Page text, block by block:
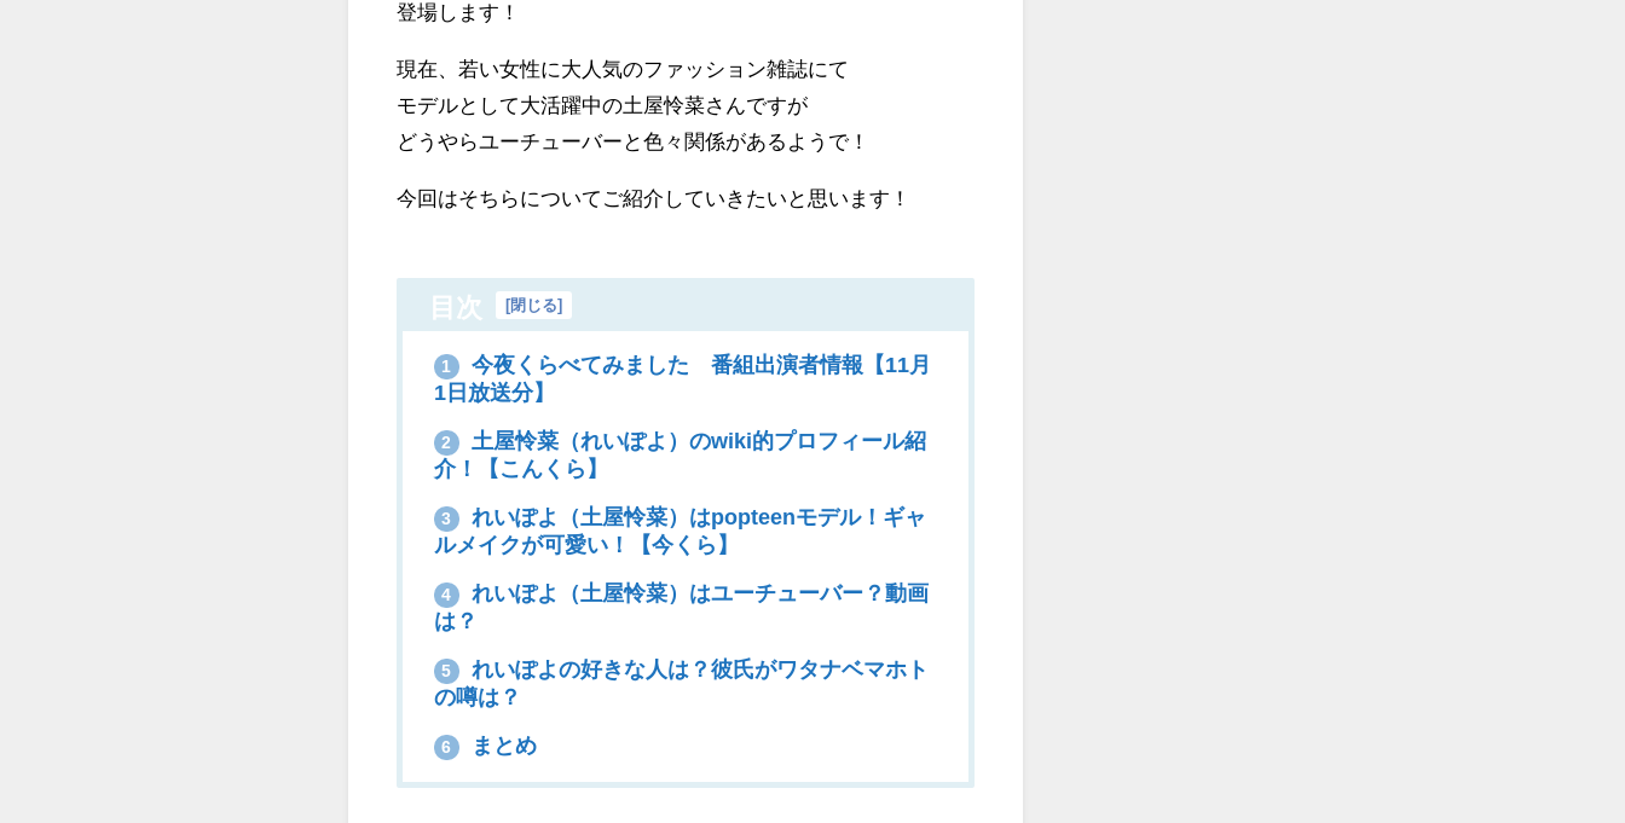
登場します！
現在、若い女性に大人気のファッション雑誌にて
モデルとして大活躍中の土屋怜菜さんですが
どうやらユーチューバーと色々関係があるようで！
今回はそちらについてご紹介していきたいと思います！
目次 [閉じる]
1
今夜くらべてみました 番組出演者情報【11月
1日放送分】
2
土屋怜菜（れいぽよ）のwiki的プロフィール紹
介！【こんくら】
3
れいぽよ（土屋怜菜）はpopteenモデル！ギャ
ルメイクが可愛い！【今くら】
4
れいぽよ（土屋怜菜）はユーチューバー？動画
は？
5
れいぽよの好きな人は？彼氏がワタナベマホト
の噂は？
6 まとめ